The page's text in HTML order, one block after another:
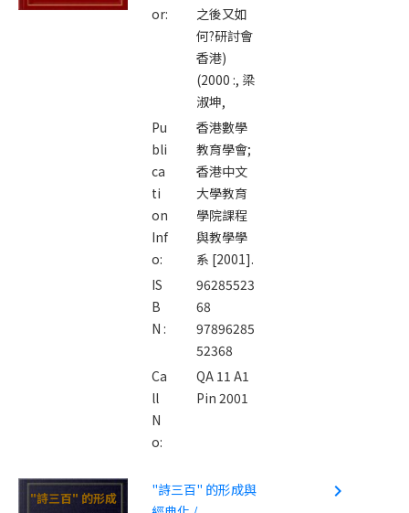
or:
之後又如
何?研討會
香港)
(2000 :, 梁
淑坤,
Pu
bli
ca
ti
on
Inf
o:
香港數學
教育學會;
香港中文
大學教育
學院課程
與教學學
系 [2001].
IS
B
N :
96285523
68
97896285
52368
Ca
ll
N
o:
QA 11 A1
Pin 2001
"詩三百" 的形成
"詩三百" 的形成與
navigate_next